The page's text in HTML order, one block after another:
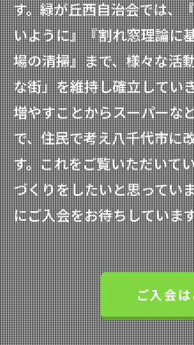
す。緑が丘西自治会では、
いように』『割れ窓理論に
場の清掃』まで、様々な活
な街」を維持し確立してい
増やすことからスーパーな
で、住民で考え八千代市に
す。これをご覧いただいて
づくりをしたいと思ってい
にご入会をお待ちしていま
ご入会